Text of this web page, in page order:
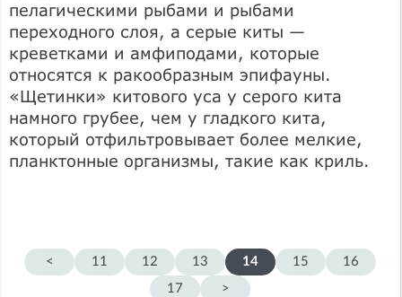
пелагическими рыбами и рыбами
переходного слоя, а серые киты —
креветками и амфиподами, которые
относятся к ракообразным эпифауны.
«Щетинки» китового уса у серого кита
намного грубее, чем у гладкого кита,
который отфильтровывает более мелкие,
планктонные организмы, такие как криль.
< 11 12 13 14 15
16
17
>